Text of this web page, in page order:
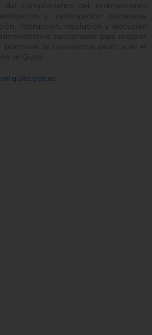
cumplimiento del ordenamiento
y participación ciudadana,
instrucción, resolución y ejecución
sancionador para mejorar
promover la convivencia pacífica en el
de Quito.